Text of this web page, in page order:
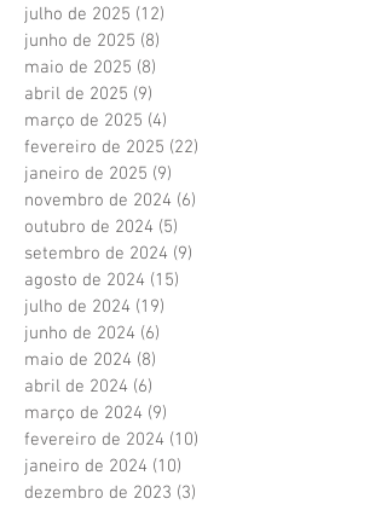
julho de 2025 (12)
junho de 2025 (8)
maio de 2025 (8)
abril de 2025 (9)
março de 2025 (4)
fevereiro de 2025 (22)
janeiro de 2025 (9)
novembro de 2024 (6)
outubro de 2024 (5)
setembro de 2024 (9)
agosto de 2024 (15)
julho de 2024 (19)
junho de 2024 (6)
maio de 2024 (8)
abril de 2024 (6)
março de 2024 (9)
fevereiro de 2024 (10)
janeiro de 2024 (10)
dezembro de 2023 (3)